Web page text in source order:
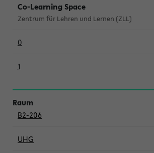
Co-Learning Space
Zentrum für Lehren und Lernen (ZLL)
0
1
B2-206
UHG